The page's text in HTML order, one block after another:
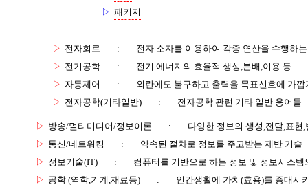
▷ 패키지
▷ 전자회로 :
전자 소자를 이용하여 각종 연산을 수행하
▷ 전기공학 :
전기 에너지의 효율적 생성,분배,이용 등
▷ 자동제어 :
외란에도 불구하고 출력을 목표신호에 가
▷ 전자공학(기타일반) : 전자공학 관련 기타 일반 용어들
▷ 방송/멀티미디어/정보이론 :
다양한 정보의 생성,전달,표현
▷ 통신/네트워킹 :
약속된 절차로 정보를 주고받는 제반 기술
▷ 정보기술(IT) :
컴퓨터를 기반으로 하는 정보 및 정보시스템
▷ 공학 (역학,기계,재료등) :
인간생활에 가치(효용)를 증대시